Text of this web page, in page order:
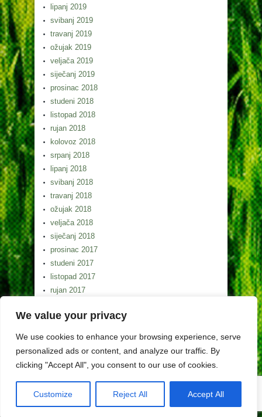
We value your privacy
We use cookies to enhance your browsing experience, serve
personalized ads or content, and analyze our traffic. By
clicking "Accept All", you consent to our use of cookies.
Customize Reject All Accept All
lipanj 2019
svibanj 2019
travanj 2019
ožujak 2019
veljača 2019
siječanj 2019
prosinac 2018
studeni 2018
listopad 2018
rujan 2018
kolovoz 2018
srpanj 2018
lipanj 2018
svibanj 2018
travanj 2018
ožujak 2018
veljača 2018
siječanj 2018
prosinac 2017
studeni 2017
listopad 2017
rujan 2017
srpanj 2017